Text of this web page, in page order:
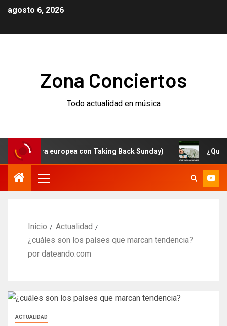
agosto 6, 2026
Zona Conciertos
Todo actualidad en música
gira europea con Taking Back Sunday) ¿Qué está
Inicio
Actualidad
¿cuáles son los países que marcan tendencia?
por dateando.com
ACTUALIDAD